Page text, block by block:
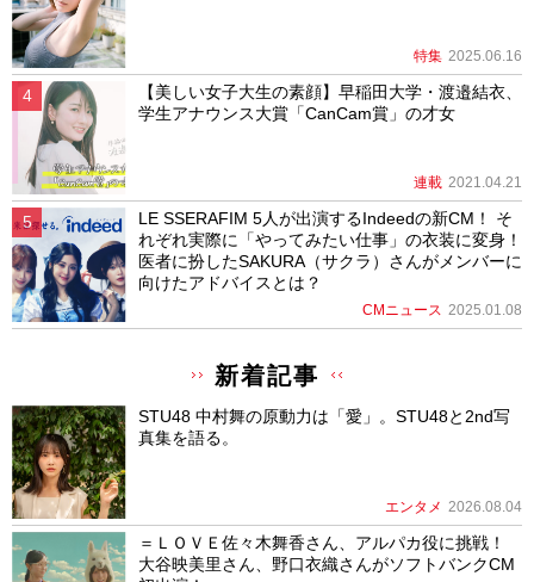
特集 2025.06.16
【美しい女子大生の素顔】早稲田大学・渡邉結衣、
学生アナウンス大賞「CanCam賞」の才女
連載 2021.04.21
LE SSERAFIM 5人が出演するIndeedの新CM！ そ
れぞれ実際に「やってみたい仕事」の衣装に変身！
医者に扮したSAKURA（サクラ）さんがメンバーに
向けたアドバイスとは？
CMニュース 2025.01.08
新着記事
STU48 中村舞の原動力は「愛」。STU48と2nd写
真集を語る。
エンタメ 2026.08.04
＝ＬＯＶＥ佐々木舞香さん、アルパカ役に挑戦！
大谷映美里さん、野口衣織さんがソフトバンクCM